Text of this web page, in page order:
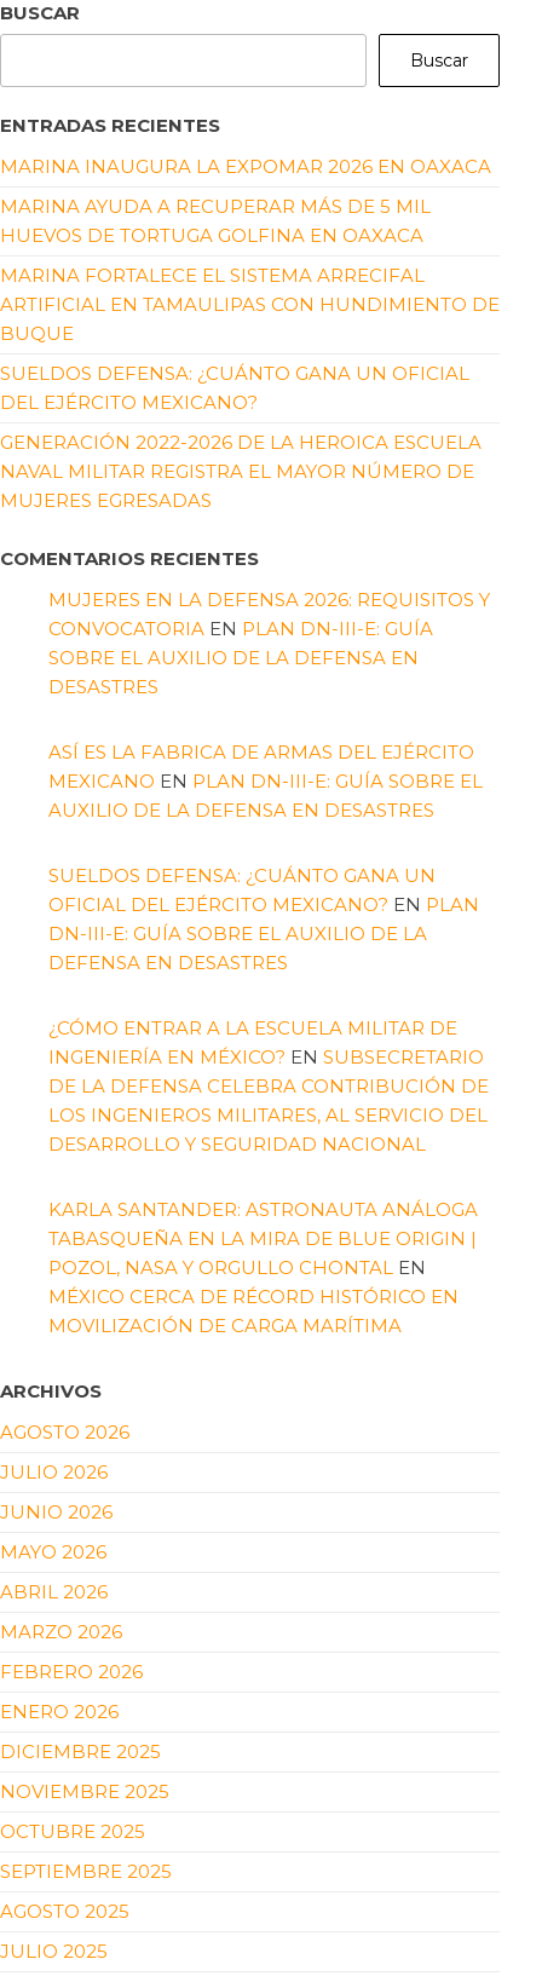
BUSCAR
Buscar
ENTRADAS RECIENTES
MARINA INAUGURA LA EXPOMAR 2026 EN OAXACA
MARINA AYUDA A RECUPERAR MÁS DE 5 MIL
HUEVOS DE TORTUGA GOLFINA EN OAXACA
MARINA FORTALECE EL SISTEMA ARRECIFAL
ARTIFICIAL EN TAMAULIPAS CON HUNDIMIENTO DE
BUQUE
SUELDOS DEFENSA: ¿CUÁNTO GANA UN OFICIAL
DEL EJÉRCITO MEXICANO?
GENERACIÓN 2022-2026 DE LA HEROICA ESCUELA
NAVAL MILITAR REGISTRA EL MAYOR NÚMERO DE
MUJERES EGRESADAS
COMENTARIOS RECIENTES
MUJERES EN LA DEFENSA 2026: REQUISITOS Y
CONVOCATORIA EN PLAN DN-III-E: GUÍA
SOBRE EL AUXILIO DE LA DEFENSA EN
DESASTRES
ASÍ ES LA FABRICA DE ARMAS DEL EJÉRCITO
MEXICANO EN PLAN DN-III-E: GUÍA SOBRE EL
AUXILIO DE LA DEFENSA EN DESASTRES
SUELDOS DEFENSA: ¿CUÁNTO GANA UN
OFICIAL DEL EJÉRCITO MEXICANO? EN PLAN
DN-III-E: GUÍA SOBRE EL AUXILIO DE LA
DEFENSA EN DESASTRES
¿CÓMO ENTRAR A LA ESCUELA MILITAR DE
INGENIERÍA EN MÉXICO? EN SUBSECRETARIO
DE LA DEFENSA CELEBRA CONTRIBUCIÓN DE
LOS INGENIEROS MILITARES, AL SERVICIO DEL
DESARROLLO Y SEGURIDAD NACIONAL
KARLA SANTANDER: ASTRONAUTA ANÁLOGA
TABASQUEÑA EN LA MIRA DE BLUE ORIGIN |
POZOL, NASA Y ORGULLO CHONTAL EN
MÉXICO CERCA DE RÉCORD HISTÓRICO EN
MOVILIZACIÓN DE CARGA MARÍTIMA
ARCHIVOS
AGOSTO 2026
JULIO 2026
JUNIO 2026
MAYO 2026
ABRIL 2026
MARZO 2026
FEBRERO 2026
ENERO 2026
DICIEMBRE 2025
NOVIEMBRE 2025
OCTUBRE 2025
SEPTIEMBRE 2025
AGOSTO 2025
JULIO 2025